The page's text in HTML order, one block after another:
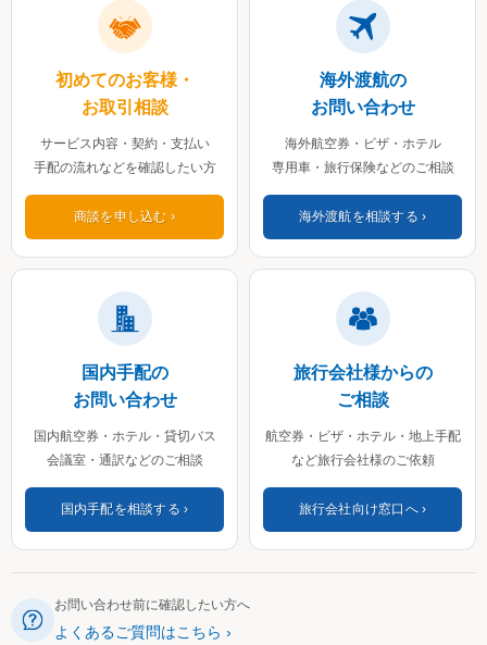
初めてのお客様・
お取引相談
サービス内容・契約・支払い
手配の流れなどを確認したい方
商談を申し込む
海外渡航の
お問い合わせ
海外航空券・ビザ・ホテル
専用車・旅行保険などのご相談
海外渡航を相談する
国内手配の
お問い合わせ
国内航空券・ホテル・貸切バス
会議室・通訳などのご相談
国内手配を相談する
旅行会社様からの
ご相談
航空券・ビザ・ホテル・地上手配
など旅行会社様のご依頼
旅行会社向け窓口へ
お問い合わせ前に確認したい方へ
よくあるご質問はこちら